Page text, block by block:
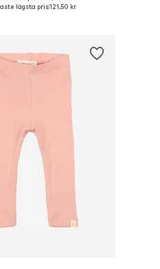
lägsta pris:121,50 kr